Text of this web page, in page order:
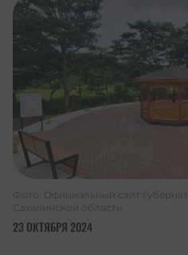
23 ОКТЯБРЯ 2024
Фото:
Официальный сайт
Сахалинской области